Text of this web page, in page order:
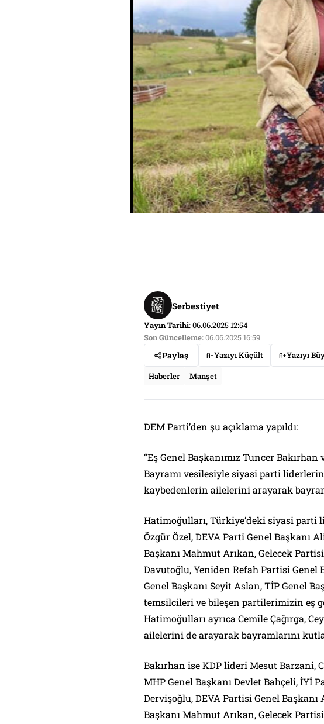
Serbestiyet
Yayın Tarihi:06.06.2025 12:54
Son Güncelleme:06.06.2025 16:59
Paylaş Yazıyı Küçült
Yazıyı
Haberler
Manşet
DEM Parti’den şu açıklama yapıldı:
“Eş Genel Başkanımız Tuncer
Bayramı vesilesiyle siyasi parti
kaybedenlerin ailelerini arayarak
Hatimoğulları, Türkiye’deki siyasi parti
Özgür Özel, DEVA Parti Genel Başkanı
Başkanı Mahmut Arıkan, Gelecek
Davutoğlu, Yeniden Refah Partisi Genel
Genel Başkanı Seyit Aslan, TİP Genel
temsilcileri ve bileşen partilerimizin eş
Hatimoğulları ayrıca Cemile Çağırga,
ailelerini de arayarak bayramlarını
Bakırhan ise KDP lideri Mesut Barzani,
MHP Genel Başkanı Devlet Bahçeli, İYİ
Dervişoğlu, DEVA Partisi Genel
Başkanı Mahmut Arıkan, Gelecek